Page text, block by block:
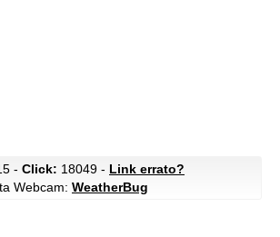
- Click: 18049 - Link errato?
Webcam: WeatherBug